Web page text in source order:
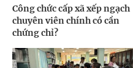
Công chức cấp xã xếp ngạch
chuyên viên chính có cần
chứng chỉ?